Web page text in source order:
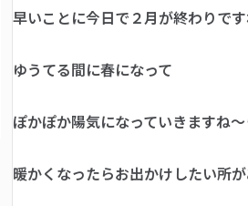
早いことに今日で２月が終わりで
ゆうてる間に春になって
ぽかぽか陽気になっていきますね～
暖かくなったらお出かけしたい所